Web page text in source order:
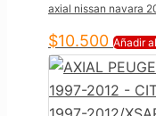
axial nissan navara
$10.500 Añadir